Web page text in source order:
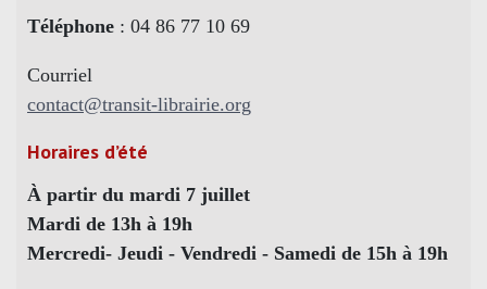
Téléphone : 04 86 77 10 69
Courriel
contact@transit-librairie.org
Horaires d’été
À partir du mardi 7 juillet
Mardi de 13h à 19h
Mercredi- Jeudi - Vendredi - Samedi de 15h à 19h